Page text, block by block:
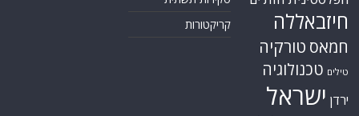
חיזבאללה
חמאס טורקיה
טילים טכנולוגיה
ירדן ישראל
קריקטורות